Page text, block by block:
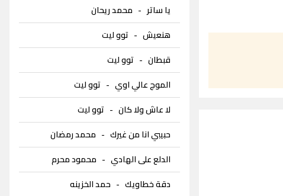
يا ساتر - محمد ريحان
هنعيش- توو ليت
قبطان- توو ليت
الموج عالي اوي- توو ليت
لا عاش ولا كان- توو ليت
حبيبي انا من غيرك- محمد رمضان
الدلع على الهادي- محمود محرم
دقة خطاويك- حمد الخزينه